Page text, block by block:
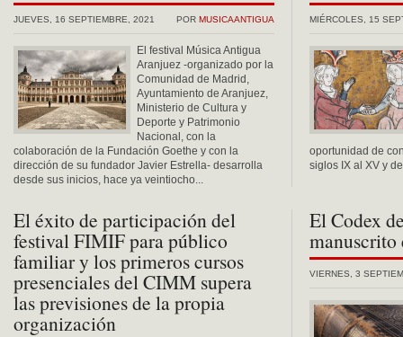
POR MUSICAANTIGUA
JUEVES, 16 SEPTIEMBRE, 2021
El festival Música Antigua
Aranjuez -organizado por la
Comunidad de Madrid,
Ayuntamiento de Aranjuez,
Ministerio de Cultura y
Deporte y Patrimonio
Nacional, con la
colaboración de la Fundación Goethe y con la
dirección de su fundador Javier Estrella- desarrolla
desde sus inicios, hace ya veintiocho...
MIÉRCOLES, 15
oportunidad de
siglos IX al XV y
El éxito de participación del
festival FIMIF para público
familiar y los primeros cursos
presenciales del CIMM supera
las previsiones de la propia
organización
El Codex
manuscrito
VIERNES, 3